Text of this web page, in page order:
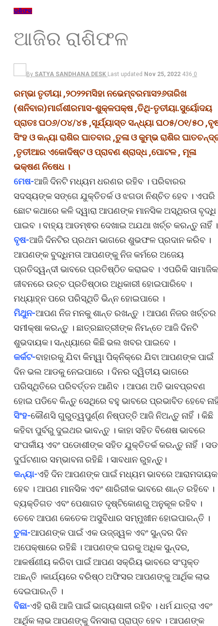
ରାଶିଫଳ
ଆଜିର ରାଶିଫଳ
By SATYA SANDHANA DESK Last updated Nov 25, 2022 436 0
ରମ୍ଭା ତୃତୀୟା ,୨୦୨୨ମସିହା ନଭେମ୍ବରମାସ୨୬ତାରିଖ
(ଶନିବାର)ମାର୍ଗଶୀରମାସ-ଶୁକ୍ଳପକ୍ଷ ,ତିଥି-ତୃତୀୟା.ସୁର୍ୟୋଦୟ
ପ୍ରାତଃ ଘ୦୬/୦୪/୪୫ ,ସୂର୍ଯ୍ୟାସ୍ତ ସନ୍ଧ୍ୟା ଘ୦୫/୦୧/୫୦
ସିଂହ ଓ କନ୍ୟା ରାଶିର ଘାତବାର ,ତୁଳା ଓ କୁମ୍ଭ ରାଶିର
,ତୃତୀଆର ଏକୋଦିଷ୍ଟ ଓ ପ୍ରାବଣ ଶ୍ରାଦ୍ଧ ,ପୋଟଳ , ମୂଳା
ଭକ୍ଷଣ ନିଷେଧ ।
ମେଷ-ଆଜି ଦିନଟି ମଧ୍ୟମ ଧରଣର ରହିବ । ପରିବାରର
ସଦସ୍ୟଙ୍କ ସଙ୍ଗେ ଯୁକ୍ତିତର୍କ ଓ ଝଗଡା ନିଶ୍ଚିତ ହେବ । ଏପରି
ଛୋଟ କଥାରେ କଳି ଦ୍ୱାରା ଆପଣଙ୍କ ମାନସିକ ଅସ୍ଥିରତା ବୃଦ୍ଧି
ପାଇବ । ବାହ୍ୟ ଆଡମ୍ଵର ଦେଖାଇ ଅଯଥା ଖର୍ଚ୍ଚ କରନ୍ତୁ ନାହିଁ ।
ବୃଷ-ଆଜି ଦିନଟିର ପ୍ରଥମ ଭାଗରେ ଶୁଭଫଳ ପ୍ରଦାନ କରିବ ।
ଆପଣଙ୍କ ବୁଦ୍ଧିମତା ଆପଣଙ୍କୁ ନିଜ କର୍ମରେ ଅଜେୟ
ପ୍ରତିଦ୍ୱନ୍ଦୀ ଭାବରେ ପ୍ରତିଷ୍ଠିତ କରାଇବ । ଏପରିକି ସାମାଜିକ
ଜୀବନରେ ଉଚ୍ଚ ପ୍ରତିଷ୍ଠାର ଅଧିକାରୀ ହୋଇପାରିବେ ।
ମଧ୍ୟାହ୍ନ ପରେ ପରିସ୍ଥିତି ଭିନ୍ନ ହୋଇପାରେ ।
ମିଥୁନ-ଆପଣ ନିଜ ମନକୁ ଶାନ୍ତ ରଖନ୍ତୁ । ଆପଣ ନିଜର ଖର୍ଚ୍ଚର
ସମୀକ୍ଷା କରନ୍ତୁ । ଛାତ୍ରଛାତ୍ରୀଙ୍କ ନିମନ୍ତେ ଆଜି ଦିନଟି
ଶୁଭଦାୟକ। ସନ୍ଧ୍ୟାରେ କିଛି ଭଲ ଖବର ପାଇବେ ।
କର୍କଟ-ବାହାରକୁ ଯିବା କିମ୍ୱା ପିକ୍‌ନିକ୍‌ରେ ଯିବା ଆପଣଙ୍କ ପାଇଁ
ଦିନ ଭଲ ଆଡକୁ ନେଇପାରେ । ଦିନର ଦ୍ୱିତୀୟ ଭାଗରେ
ପରିସ୍ଥିତିରେ ପରିବର୍ତ୍ତନ ଆଣିବ । ଆପଣ ଅତି ଭାବପ୍ରବଣ
ହୋଇ ପଡିବେ କିନ୍ତୁ ସେଥିରେ ବହୁ ଭାବରେ ପ୍ରଭାବିତ ହେବେ
ସିଂହ-କୌଣସି ଗୁରୁତ୍ୱପୁର୍ଣ୍ଣ ନିଷ୍ପତ୍ତି ଆଜି ନିଅନ୍ତୁ ନାହିଁ । କିଛି
କହିବା ପୁର୍ବରୁ ଦୁଇଥର ଭାବନ୍ତୁ । କାହା ସହିତ ବିଶେଷ ଭାବରେ
ସଂପର୍କୀୟ ଏବଂ ପଡୋଶୀଙ୍କ ସହିତ ଯୁକ୍ତିତର୍କ କରନ୍ତୁ ନାହିଁ ।
ଦୁର୍ଘଟଣାର ସମ୍ଭାବନା ରହିଛି । ସାବଧାନ ରୁହନ୍ତୁ।
କନ୍ୟା-ଏହି ଦିନ ଆପଣଙ୍କ ପାଇଁ ମଧ୍ୟମ ଭାବରେ ଆରାମଦାୟକ
ହେବ । ଆପଣ ମାନସିକ ଏବଂ ଶାରିରୀକ ଭାବରେ ଶାନ୍ତ ରହିବେ ।
ବ୍ୟକ୍ତିଗତ ଏବଂ ପେଶାଗତ ଦୃଷ୍ଟିକୋଣରୁ ଅନୁକୂଳ ରହିବ ।
ତେବେ ଆପଣ କେତେକ ଅସୁବିଧାର ସମ୍ମୁଖୀନ ହୋଇପାରନ୍ତି ।
ତୁଳା-ଆପଣଙ୍କ ପାଇଁ ଏକ ଉଜ୍ଜ୍ୱଳ ଏବଂ ସୁନ୍ଦର ଦିନ
ଅପେକ୍ଷାରେ ରହିଛି । ଆପଣଙ୍କ ଘରକୁ ଅଧିକ ସୁନ୍ଦର,
ଆକର୍ଷଣୀୟ କରିବା ପାଇଁ ଆପଣ ସକ୍ରିୟ ଭାବରେ ସଂପୃକ୍ତ
ଅଛନ୍ତି ।କାର୍ଯ୍ୟରେ ବରିଷ୍ଠ ଅଫିସର ଆପଣଙ୍କୁ ଆର୍ଥିକ ଲାଭ
ଦେଇପାରନ୍ତି ।
ବିଛା-ଏହି ରାଶି ଆଜି ପାଇଁ ଭାଗ୍ୟଶାଳୀ ରହିବ । ଧର୍ମ ଯାତ୍ରା ଏବଂ
ଆର୍ଥିକ ଲାଭ ଆପଣଙ୍କୁ ଦିନସାରା ପ୍ରାପ୍ତ ହେବ । ଆପଣଙ୍କ